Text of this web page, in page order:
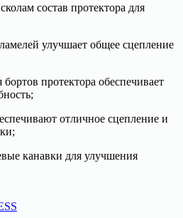
состав протектора для
улучшает общее сцепление
протектора обеспечивает
отличное сцепление и
канавки для улучшения